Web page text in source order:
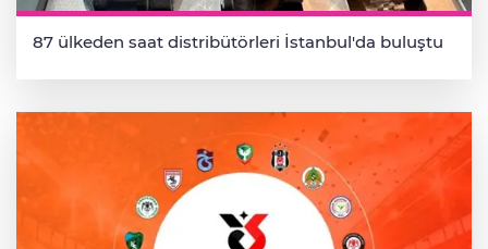
87 ülkeden saat distribütörleri İstanbul'da buluştu